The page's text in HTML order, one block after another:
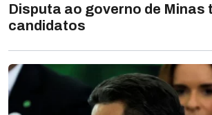
Disputa ao governo de Minas
candidatos